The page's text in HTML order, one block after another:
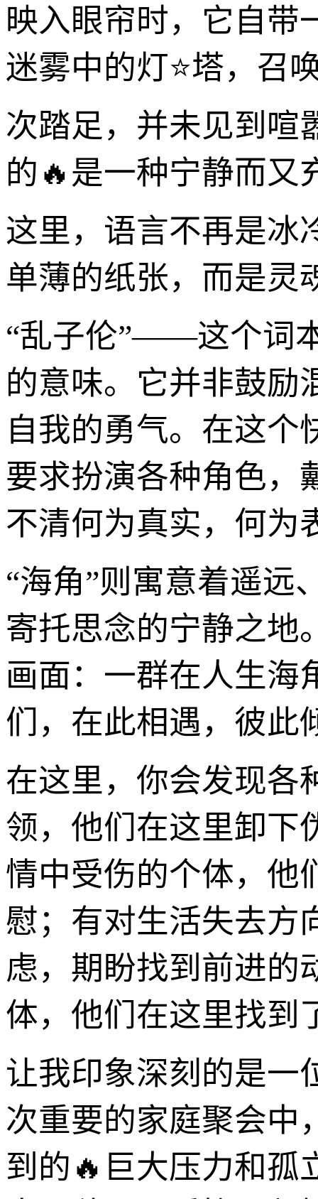
映入眼帘时，它自带
迷雾中的灯⭐塔，召
次踏足，并未见到喧
的🔥是一种宁静而又
这里，语言不再是冰
单薄的纸张，而是灵
“乱子伦”——这个词
的意味。它并非鼓励
自我的勇气。在这个
要求扮演各种角色，
不清何为真实，何为
“海角”则寓意着遥远
寄托思念的宁静之地
画面：一群在人生海
们，在此相遇，彼此
在这里，你会发现各
领，他们在这里卸下
情中受伤的个体，他
慰；有对生活失去方
虑，期盼找到前进的
体，他们在这里找到
让我印象深刻的是一
次重要的家庭聚会中
到的🔥巨大压力和孤